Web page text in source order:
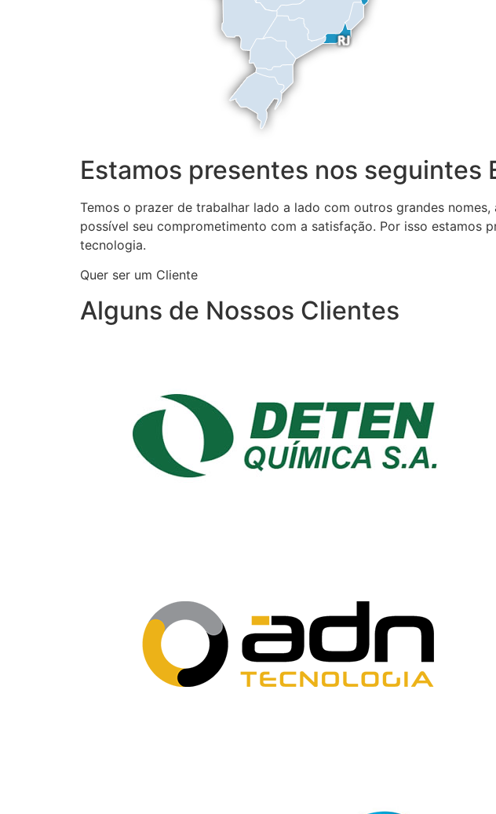
Estamos presentes nos seguintes
Temos o prazer de trabalhar lado a lado com outros grandes
possível seu comprometimento com a satisfação. Por isso estamos
tecnologia.
Quer ser um Cliente
Alguns de Nossos Clientes